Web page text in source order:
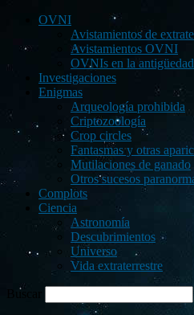
OVNI
Avistamientos de
Avistamientos OVNI
OVNIs en la antigüedad
Investigaciones
Enigmas
Arqueología prohibida
Criptozoología
Crop circles
Fantasmas y otras
Mutilaciones de ganado
Otros sucesos
Complots
Ciencia
Astronomía
Descubrimientos
Universo
Vida extraterrestre
Buscar